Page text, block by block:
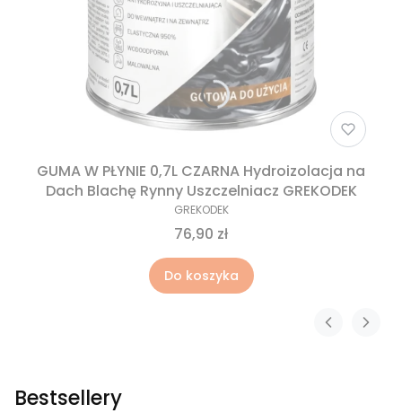
GUMA W PŁYNIE 0,7L CZARNA Hydroizolacja na
Dach Blachę Rynny Uszczelniacz GREKODEK
GREKODEK
76,90 zł
Do koszyka
Bestsellery